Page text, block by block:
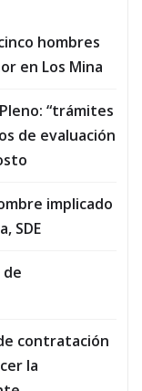
hombres
en Los Mina
“trámites
de evaluación
implicado
SDE
de
contratación
la